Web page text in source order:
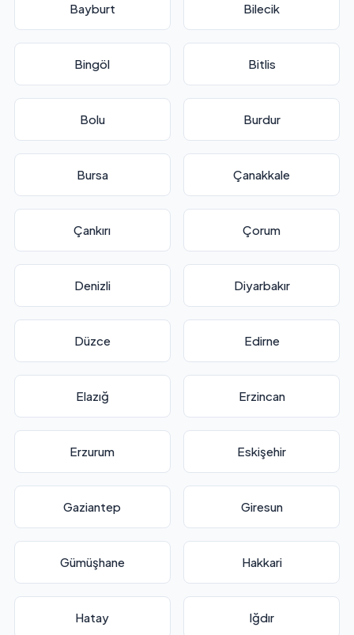
Bayburt Bilecik
Bingöl Bitlis
Bolu Burdur
Bursa Çanakkale
Çankırı Çorum
Denizli Diyarbakır
Düzce Edirne
Elazığ Erzincan
Erzurum Eskişehir
Gaziantep Giresun
Gümüşhane Hakkari
Hatay Iğdır